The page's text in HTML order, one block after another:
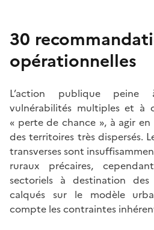
30
opérationnelles
L’action publique
vulnérabilités multiples et à
« perte de chance », à agir
des territoires très dispersés.
transverses sont
ruraux précaires,
sectoriels à destination
calqués sur le modèle
compte les contraintes